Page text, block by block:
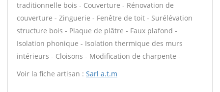
traditionnelle bois - Couverture - Rénovation de
couverture - Zinguerie - Fenêtre de toit - Surélévation
structure bois - Plaque de plâtre - Faux plafond -
Isolation phonique - Isolation thermique des murs
intérieurs - Cloisons - Modification de charpente -
Voir la fiche artisan : Sarl a.t.m